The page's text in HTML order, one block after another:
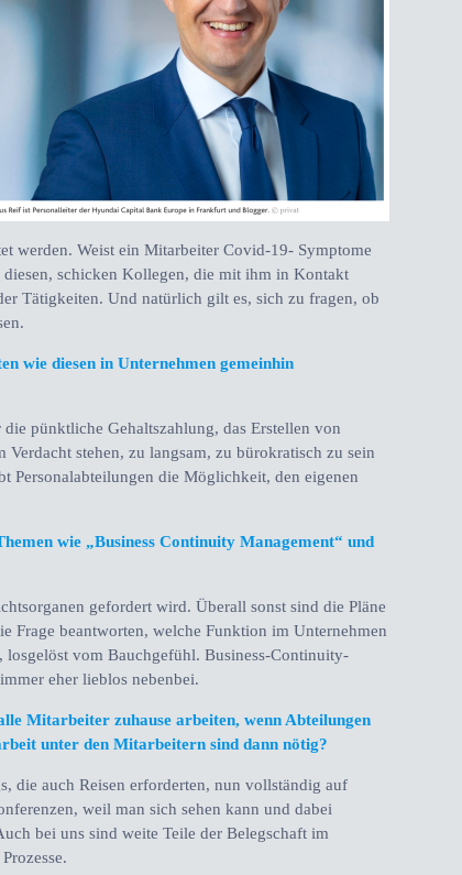
werden. Weist ein Mitarbeiter Covid-19- Symptome
schicken Kollegen, die mit ihm in Kontakt
Tätigkeiten. Und natürlich gilt es, sich zu fragen, ob
wie diesen in Unternehmen gemeinhin
pünktliche Gehaltszahlung, das Erstellen von
stehen, zu langsam, zu bürokratisch zu sein
Personalabteilungen die Möglichkeit, den eigenen
wie „Business Continuity Management“ und
gefordert wird. Überall sonst sind die Pläne
Frage beantworten, welche Funktion im Unternehmen
vom Bauchgefühl. Business-Continuity-
eher lieblos nebenbei.
Mitarbeiter zuhause arbeiten, wenn Abteilungen
unter den Mitarbeitern sind dann nötig?
die auch Reisen erforderten, nun vollständig auf
weil man sich sehen kann und dabei
bei uns sind weite Teile der Belegschaft im